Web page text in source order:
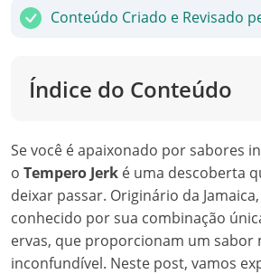
Conteúdo Criado e Revisado
Índice do Conteúdo
Se você é apaixonado por sabores
o Tempero Jerk é uma descoberta
deixar passar. Originário da
conhecido por sua combinação
ervas, que proporcionam um sabor
inconfundível. Neste post, vamos